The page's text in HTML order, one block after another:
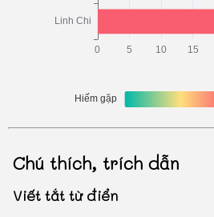
Chú thích, trích dẫn
Viết tắt từ điển